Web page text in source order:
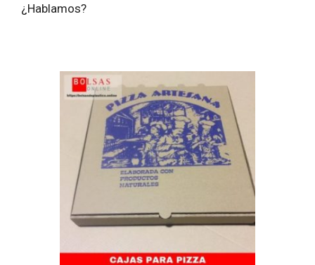
¿Hablamos?